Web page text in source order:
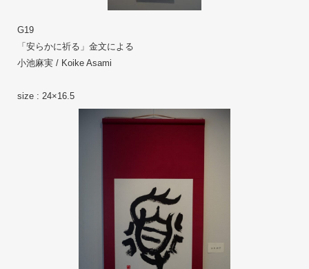
G19
「安らかに祈る」金文による
小池麻実 / Koike Asami
size : 24×16.5